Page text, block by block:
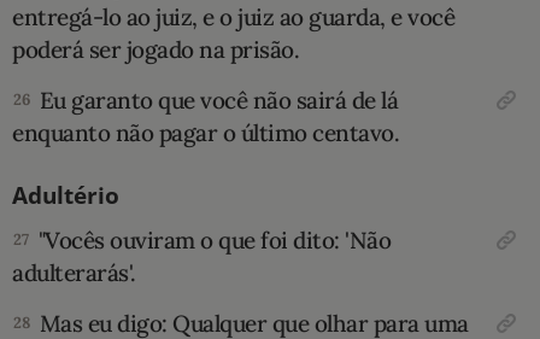
entregá-lo ao juiz, e o juiz ao guarda, e você
poderá ser jogado na prisão.
26 Eu garanto que você não sairá de lá
enquanto não pagar o último centavo.
Adultério
27 "Vocês ouviram o que foi dito: 'Não
adulterarás'.
28 Mas eu digo: Qualquer que olhar para uma